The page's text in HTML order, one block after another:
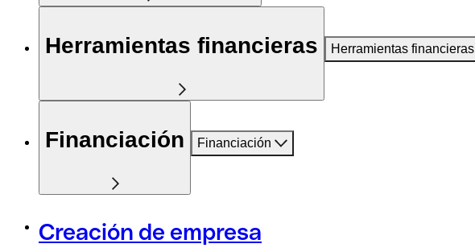
Herramientas financieras Herramientas financieras
Financiación Financiación
Creación de empresa